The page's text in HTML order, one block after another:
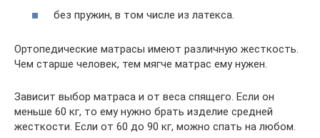
без пружин, в том числе из латекса.
Ортопедические матрасы имеют различную жесткость.
Чем старше человек, тем мягче матрас ему нужен.
Зависит выбор матраса и от веса спящего. Если он
меньше 60 кг, то ему нужно брать изделие средней
жесткости. Если от 60 до 90 кг, можно спать на любом.